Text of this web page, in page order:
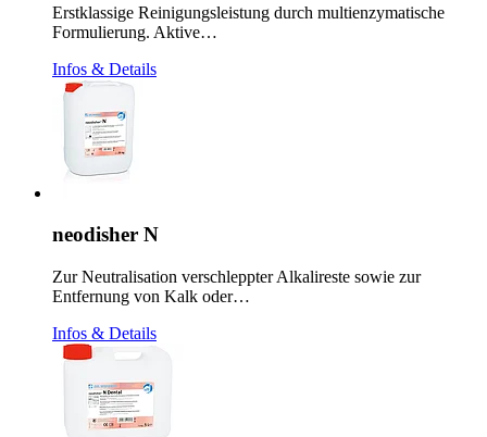
Erstklassige Reinigungsleistung durch multienzymatische
Formulierung. Aktive…
Infos & Details
neodisher N
Zur Neutralisation verschleppter Alkalireste sowie zur
Entfernung von Kalk oder…
Infos & Details